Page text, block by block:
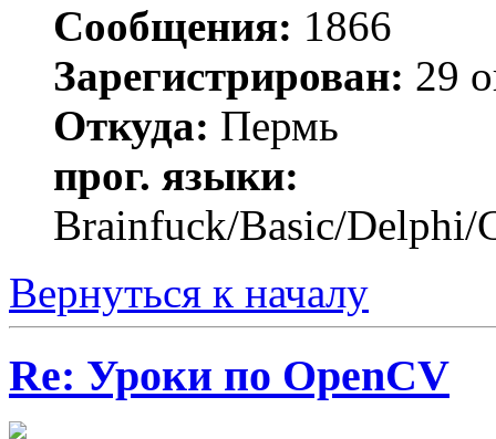
Сообщения: 1866
Зарегистрирован: 29
Откуда: Пермь
прог. языки:
Brainfuck/Basic/Delphi/
Вернуться к началу
Re: Уроки по OpenCV